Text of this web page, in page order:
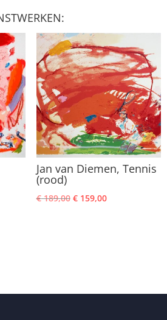
Jan van Diemen, Tennis
(rood)
€189,00 Oorspronkelijke
€159,00Huidige